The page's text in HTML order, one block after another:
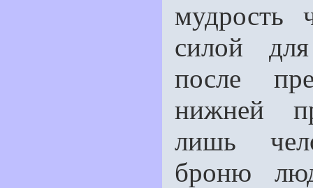
мудрость
силой
после
нижней
лишь
броню